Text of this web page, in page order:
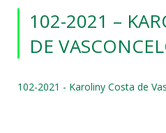
102-2021 –
DE
102-2021 - Karoliny Costa de